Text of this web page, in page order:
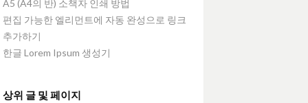
A5 (A4의 반) 소책자 인쇄 방법
편집 가능한 엘리먼트에 자동 완성으로 링크
추가하기
한글 Lorem Ipsum 생성기
상위 글 및 페이지